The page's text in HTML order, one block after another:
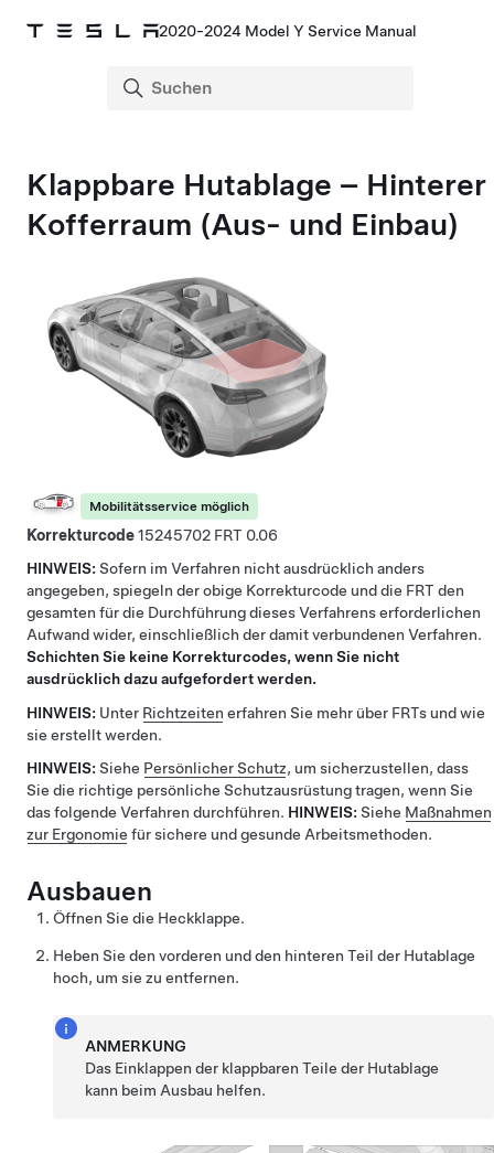
2020-2024 Model Y Service Manual
Klappbare Hutablage – Hinterer
Kofferraum (Aus- und Einbau)
Mobilitätsservice möglich
Korrekturcode15245702
0.06
HINWEIS: Sofern im Verfahren nicht ausdrücklich anders
angegeben, spiegeln der obige Korrekturcode und die FRT den
gesamten für die Durchführung dieses Verfahrens erforderlichen
Aufwand wider, einschließlich der damit verbundenen Verfahren.
Schichten Sie keine Korrekturcodes, wenn Sie nicht
ausdrücklich dazu aufgefordert werden.
HINWEIS: Unter Richtzeiten erfahren Sie mehr über FRTs und wie
sie erstellt werden.
HINWEIS: Siehe Persönlicher Schutz, um sicherzustellen, dass
Sie die richtige persönliche Schutzausrüstung tragen, wenn Sie
das folgende Verfahren durchführen. HINWEIS: Siehe Maßnahmen
zur Ergonomie für sichere und gesunde Arbeitsmethoden.
Ausbauen
Öffnen Sie die Heckklappe.
Heben Sie den vorderen und den hinteren Teil der Hutablage
hoch, um sie zu entfernen.
ANMERKUNG
Das Einklappen der klappbaren Teile der Hutablage
kann beim Ausbau helfen.